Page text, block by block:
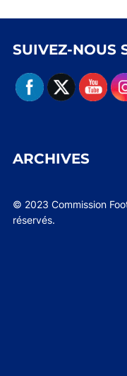
SUIVEZ-NOUS
ARCHIVES
© 2023 Commission
réservés.